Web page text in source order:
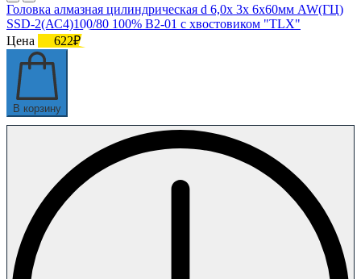
Головка алмазная цилиндрическая d 6,0х 3х 6х60мм AW(ГЦ)
SSD-2(АС4)100/80 100% В2-01 с хвостовиком "TLX"
Цена
622₽
В корзину